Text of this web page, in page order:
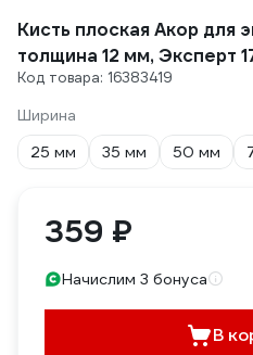
Кисть плоская Акор для
толщина 12 мм, Эксперт
Код товара: 16383419
Ширина
25 мм
35 мм 50 мм
359 ₽
Начислим 3 бонуса
В